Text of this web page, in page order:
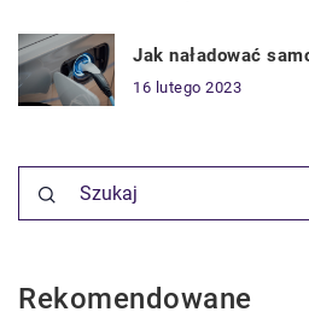
Jak naładować
16 lutego 2023
Rekomendowane